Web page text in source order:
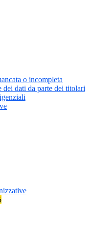
o incompleta
dei dati da parte dei titolari